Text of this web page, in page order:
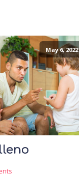
May 6, 2022